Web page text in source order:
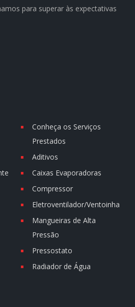
para superar às expectativas
Conheça os Serviços
Prestados
Aditivos
Caixas Evaporadoras
Compressor
Eletroventilador/Ventoinha
Mangueiras de Alta
Pressão
Pressostato
Radiador de Água